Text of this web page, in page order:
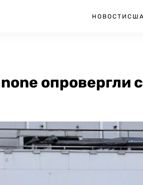
НОВОСТИ США
опровергли